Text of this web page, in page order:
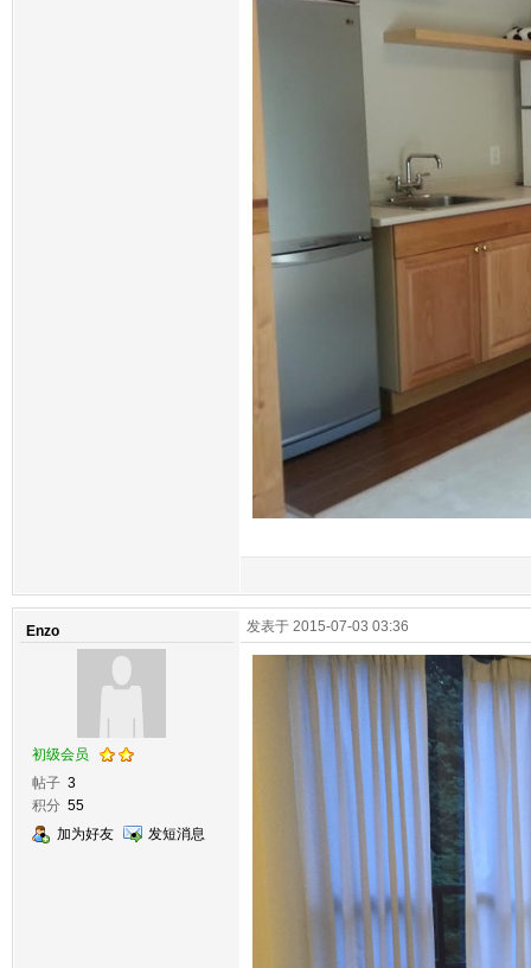
Enzo
初级会员
帖子 3
积分 55
加为好友
发短消息
发表于 2015-07-03 03:36